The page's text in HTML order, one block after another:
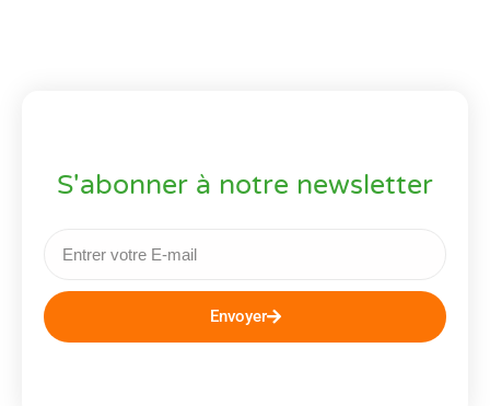
S'abonner à notre newsletter
Envoyer